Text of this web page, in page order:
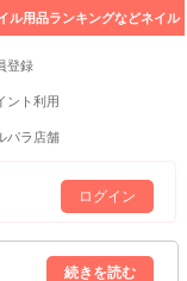
ル用品ランキングなどネイル
登録
ント利用
パラ店舗
ログイン